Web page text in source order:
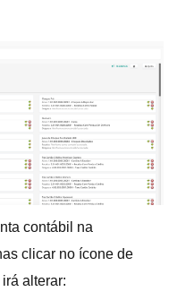
contábil na
clicar no ícone de
alterar: